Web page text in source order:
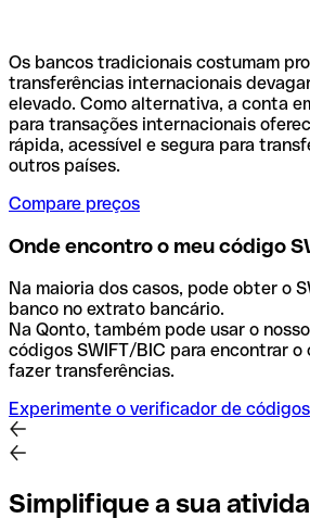
Os bancos tradicionais costumam
transferências internacionais
elevado. Como alternativa, a conta
para transações internacionais
rápida, acessível e segura para
outros países.
Compare preços
Onde encontro o meu código
Na maioria dos casos, pode obter o
banco no extrato bancário.
Na Qonto, também pode usar o
códigos SWIFT/BIC para encontrar
fazer transferências.
Experimente o verificador de
Simplifique a sua